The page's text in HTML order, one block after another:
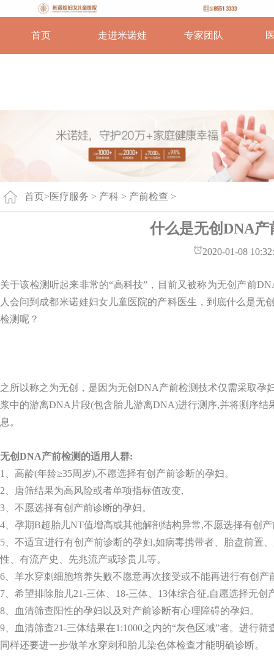
首页 走进米诺娃 专家团队
首页>医疗服务 > 产科 > 产前检查 >
什么是无创DNA产
2020-01-08
关于该检测听起来非常的“高科技”，目前又被称为无创产前
人会问到成都米诺娃妇女儿童医院的产科医生，到底什么是
检测呢？
之所以称之为无创，是因为无创DNA产前检测技术仅需采取孕
浆中的游离DNA片段(包含胎儿游离DNA)进行测序,并将测序
息。
无创DNA产前检测的适用人群:
1、高龄(年龄≥35周岁),不愿选择有创产前诊断的孕妇。
2、唐筛结果为高风险或者单项指标值改变,
3、不愿选择有创产前诊断的孕妇。
4、孕期B超胎儿NT值增高或其他解剖结构异常,不愿选择有创
5、不适宜进行有创产前诊断的孕妇,如病毒携带者、胎盘前置
性、有流产史、先兆流产或珍贵儿等。
6、羊水穿刺细胞培养失败不愿意再次接受或不能再进行有创产
7、希望排除胎儿21-三体、18-三体、13体综合征,自愿选择无创
8、血清筛查阳性的孕妇以及对产前诊断有心理障碍的孕妇。
9、血清筛查21-三体结果在1:1000之内的“灰色区域”者。进行
同样还要进一步做羊水穿刺和胎儿染色体检查才能明确诊断。